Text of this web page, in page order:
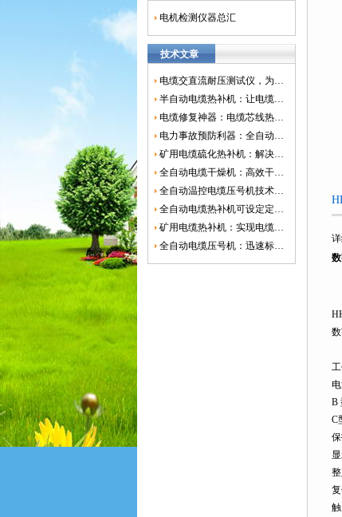
电机检测仪器总汇
技术文章
电缆交直流耐压测试仪，为电网安全保驾护航
半自动电缆热补机：让电缆修复更简单、更高效！
电缆修复神器：电缆芯线热补机如何保障电网安全？
电力事故预防利器：全自动控温电缆热补机
矿用电缆硫化热补机：解决矿山电缆故障的新选择
全自动电缆干燥机：高效干燥，电缆质量
全自动温控电缆压号机技术革新：数字化标识的新趋势
全自动电缆热补机可设定定时功能，实现自动化热补
矿用电缆热补机：实现电缆故障修复的高效装置
全自动电缆压号机：迅速标识电缆的利器
B
C